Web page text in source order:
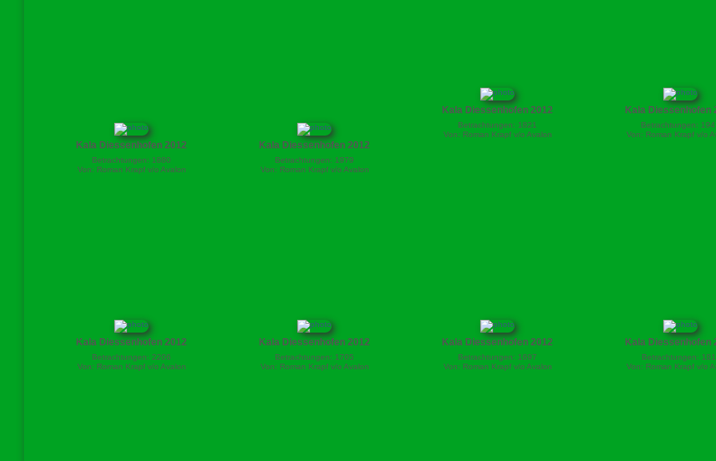
Kala Diessenhofen 2012
Betrachtungen: 1880
Von: Roman Krapf v/o Avalon
Kala Diessenhofen 2012
Betrachtungen: 1979
Von: Roman Krapf v/o Avalon
Kala Diessenhofen 2012
Betrachtungen: 1821
Von: Roman Krapf v/o Avalon
Kala Diessenhofen
Betrachtungen:
Von: Roman Krapf v/o
Kala Diessenhofen 2012
Betrachtungen: 2206
Von: Roman Krapf v/o Avalon
Kala Diessenhofen 2012
Betrachtungen: 1705
Von: Roman Krapf v/o Avalon
Kala Diessenhofen 2012
Betrachtungen: 1697
Von: Roman Krapf v/o Avalon
Kala Diessenhofen
Betrachtungen:
Von: Roman Krapf v/o